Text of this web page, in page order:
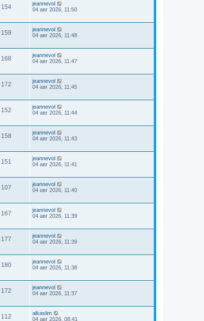
154
jeannevol
04 авг 2026, 11:50
159
jeannevol
04 авг 2026, 11:48
168
jeannevol
04 авг 2026, 11:47
172
jeannevol
04 авг 2026, 11:45
152
jeannevol
04 авг 2026, 11:44
158
jeannevol
04 авг 2026, 11:43
151
jeannevol
04 авг 2026, 11:41
107
jeannevol
04 авг 2026, 11:40
167
jeannevol
04 авг 2026, 11:39
177
jeannevol
04 авг 2026, 11:39
180
jeannevol
04 авг 2026, 11:38
172
jeannevol
04 авг 2026, 11:37
112
alkaslim
04 авг 2026, 08:41